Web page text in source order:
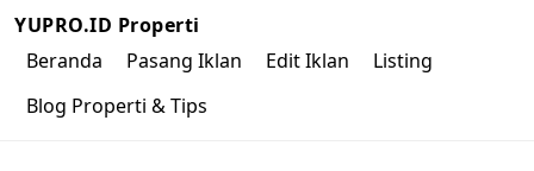
YUPRO.ID Properti
Beranda
Pasang Iklan Edit Iklan
Listing
Blog Properti & Tips